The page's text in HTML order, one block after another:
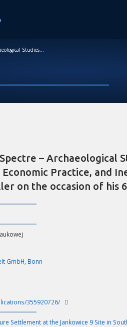
A Haunting Spectre – Archaeological Studies of Social Organisation, Economic Practice, and Inequality: A Festschrift for Johannes Müller on the occasion of his 65th birthday
– Archaeological
Practice, and
on the occasion of his
GmbH, Bonn
355920726/
Settlement at the Jankowice 9 Site in